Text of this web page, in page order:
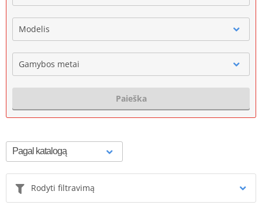
Modelis
Gamybos metai
Paieška
Rodyti filtravimą